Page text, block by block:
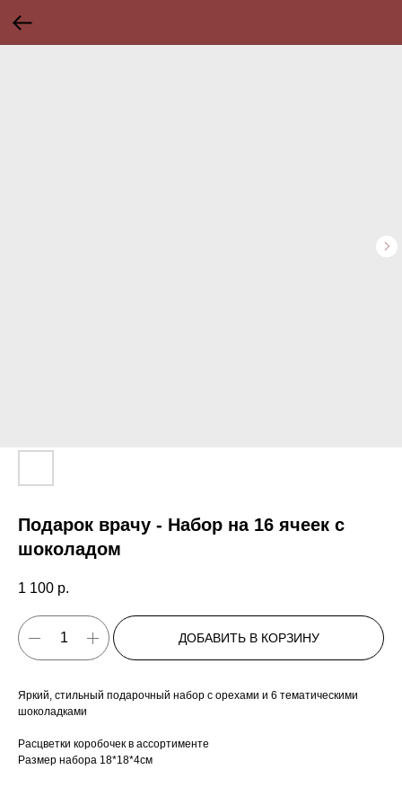
Подарок врачу - Набор на 16 ячеек с
шоколадом
1 100 р.
ДОБАВИТЬ В КОРЗИНУ
Яркий, стильный подарочный набор с орехами и 6 тематическими
шоколадками
Расцветки коробочек в ассортименте
Размер набора 18*18*4см